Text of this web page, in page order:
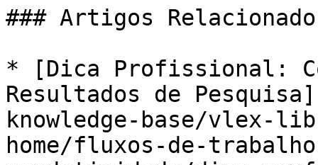
### Artigos
* [Dica Profissional:
Resultados de
knowledge-base/
home/fluxos-de-